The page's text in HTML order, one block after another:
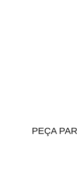
PEÇA